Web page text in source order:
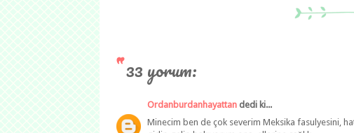
33 yorum:
Ordanburdanhayattan dedi ki...
Minecim ben de çok severim Meksika fasulyesini,